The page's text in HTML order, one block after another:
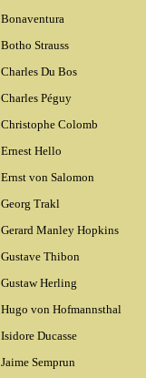
Bonaventura
Botho Strauss
Charles Du Bos
Charles Péguy
Christophe Colomb
Ernest Hello
Ernst von Salomon
Georg Trakl
Gerard Manley Hopkins
Gustave Thibon
Gustaw Herling
Hugo von Hofmannsthal
Isidore Ducasse
Jaime Semprun